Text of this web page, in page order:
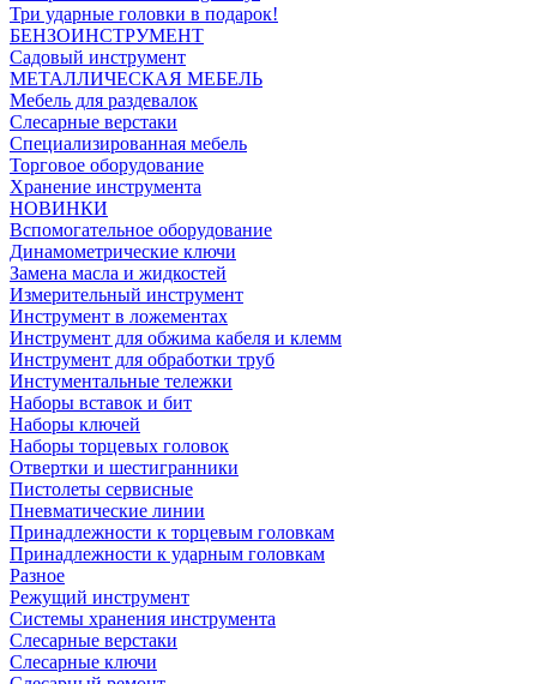
Три ударные головки в подарок!
БЕНЗОИНСТРУМЕНТ
Садовый инструмент
МЕТАЛЛИЧЕСКАЯ МЕБЕЛЬ
Мебель для раздевалок
Слесарные верстаки
Специализированная мебель
Торговое оборудование
Хранение инструмента
НОВИНКИ
Вспомогательное оборудование
Динамометрические ключи
Замена масла и жидкостей
Измерительный инструмент
Инструмент в ложементах
Инструмент для обжима кабеля и клемм
Инструмент для обработки труб
Инстументальные тележки
Наборы вставок и бит
Наборы ключей
Наборы торцевых головок
Отвертки и шестигранники
Пистолеты сервисные
Пневматические линии
Принадлежности к торцевым головкам
Принадлежности к ударным головкам
Разное
Режущий инструмент
Системы хранения инструмента
Слесарные верстаки
Слесарные ключи